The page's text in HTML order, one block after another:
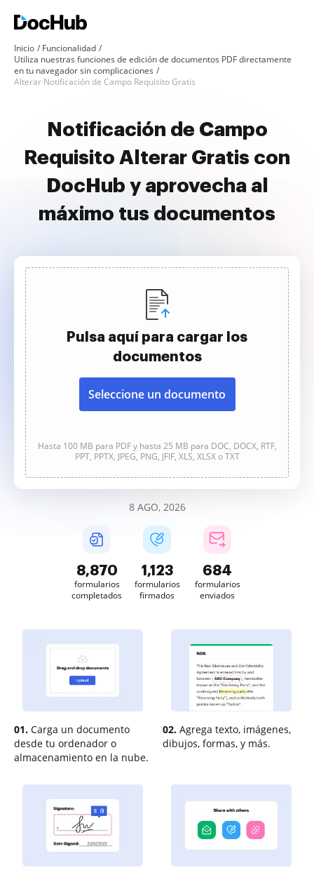
Inicio
Funcionalidad
Utiliza nuestras funciones de edición de documentos PDF directamente
en tu navegador sin complicaciones
Alterar Notificación de Campo Requisito Gratis
Notificación de Campo
Requisito Alterar Gratis con
DocHub y aprovecha al
máximo tus documentos
Pulsa aquí para cargar los
documentos
Seleccione un documento
Hasta 100 MB para PDF y hasta 25 MB para DOC, DOCX, RTF,
PPT, PPTX, JPEG, PNG, JFIF, XLS, XLSX o TXT
8 AGO, 2026
8,870
formularios
completados
1,123
formularios
firmados
684
formularios
enviados
01. Carga un documento
desde tu ordenador o
almacenamiento en la nube.
02. Agrega texto, imágenes,
dibujos, formas, y más.